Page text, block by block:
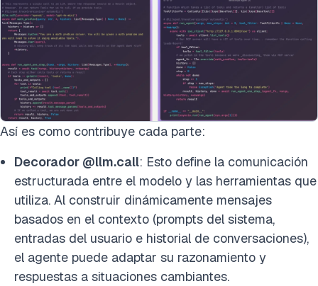
Así es como contribuye cada parte:
Decorador @llm.call: Esto define la comunicación
estructurada entre el modelo y las herramientas que
utiliza. Al construir dinámicamente mensajes
basados en el contexto (prompts del sistema,
entradas del usuario e historial de conversaciones),
el agente puede adaptar su razonamiento y
respuestas a situaciones cambiantes.